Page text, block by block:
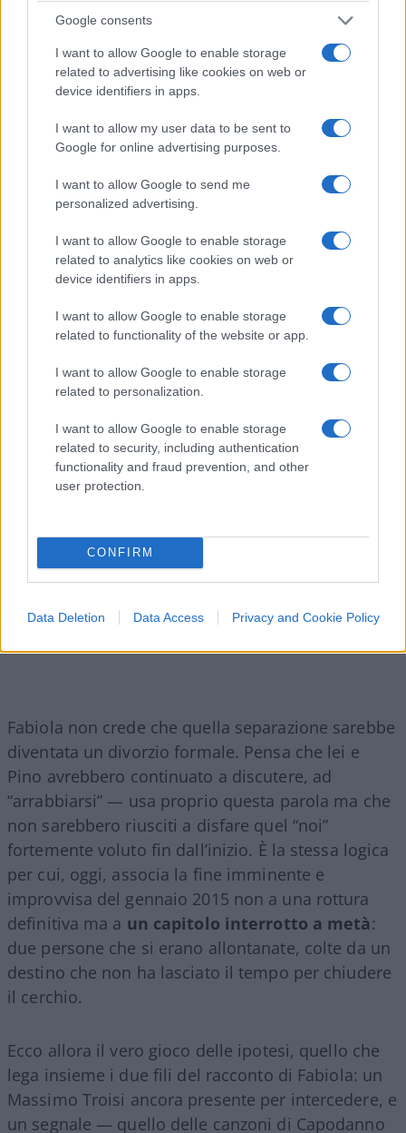
Google consents
I want to allow Google to enable storage
related to advertising like cookies on web or
device identifiers in apps.
I want to allow my user data to be sent to
Google for online advertising purposes.
I want to allow Google to send me
personalized advertising.
I want to allow Google to enable storage
related to analytics like cookies on web or
device identifiers in apps.
I want to allow Google to enable storage
related to functionality of the website or app.
I want to allow Google to enable storage
related to personalization.
I want to allow Google to enable storage
related to security, including authentication
functionality and fraud prevention, and other
user protection.
CONFIRM
Data Deletion Data Access Privacy and Cookie Policy
arrivata a una convinzione: quei brani,
semplicemente sbagliati per un contesto da “notte
di Capodanno”, fosseroun messaggio in codice
rivolto a loro due. Una dichiarazione mandata in
mondovisione a chi, quella sera, aveva scelto di
non ascoltare.
È un dettaglio che, letto oggi, acquista
il peso di
Fabiola avesse acceso la televisione quella notte,
se le parole di quelle due canzoni fossero state
si sarebbe chiusa diversamente nei quattro giorni
che restavano? O il destino, come dice lei stessa
parlando del caso e del non caso nella loro storia,
aveva già scritto un’altra pagina, indipendente da
qualunque riavvicinamento?
Fabiola non crede che quella separazione sarebbe
diventata un divorzio formale. Pensa che lei e
Pino avrebbero continuato a discutere, ad
“arrabbiarsi” — usa proprio questa parola ma che
non sarebbero riusciti a disfare quel “noi”
fortemente voluto fin dall’inizio. È la stessa logica
per cui, oggi, associa la fine imminente e
improvvisa del gennaio 2015 non a una rottura
definitiva ma a un capitolo interrotto a metà:
due persone che si erano allontanate, colte da un
destino che non ha lasciato il tempo per chiudere
il cerchio.
Ecco allora il vero gioco delle ipotesi, quello che
lega insieme i due fili del racconto di Fabiola: un
Massimo Troisi ancora presente per intercedere, e
un segnale — quello delle canzoni di Capodanno